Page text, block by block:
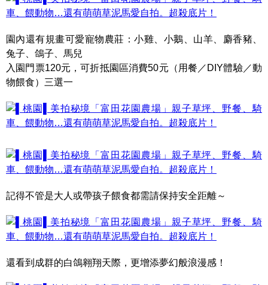
園內還有規畫可愛寵物農莊：小雞、小鵝、山羊、麝香豬、
兔子、鴿子、馬兒
入園門票120元，可折抵園區消費50元（用餐／DIY體驗／動
物餵食）三選一
記得不管是大人或帶孩子餵食都需請保持安全距離～
還看到成群的白鴿翱翔天際，更增添夢幻般浪漫感！